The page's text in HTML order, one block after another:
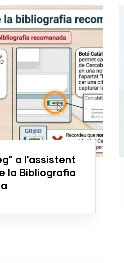
a l'assistent
la Bibliografia